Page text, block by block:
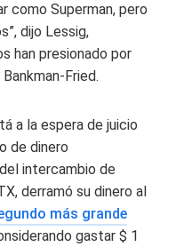
como Superman, pero
dijo Lessig,
han presionado por
Fried.
a la espera de juicio
de dinero
intercambio de
derramó su dinero al
más grande
gastar $ 1